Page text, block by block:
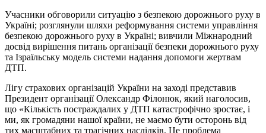
Учасники обговорили ситуацію з безпекою дорожнього руху в
Україні; розглянули шляхи реформування системи управління
безпекою дорожнього руху в Україні; вивчили Міжнародний
досвід вирішення питань організації безпеки дорожнього руху
та Ізраїльську модель системи надання допомоги жертвам
ДТП.
Лігу страхових організацій України на заході представив
Президент організації Олександр Філонюк, який наголосив,
що «Кількість постраждалих у ДТП катастрофічно зростає, і
ми, як громадяни нашої країни, не маємо бути осторонь від
тих масштабних та трагічних наслідків. Це проблема